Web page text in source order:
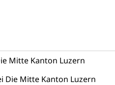
Mitte Kanton Luzern
Die Mitte Kanton Luzern